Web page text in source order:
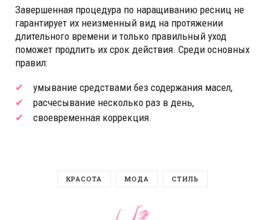
Завершенная процедура по наращиванию ресниц не
гарантирует их неизменный вид на протяжении
длительного времени и только правильный уход
поможет продлить их срок действия. Среди основных
правил:
умывание средствами без содержания масел,
расчесывание несколько раз в день,
своевременная коррекция.
КРАСОТА МОДА СТИЛЬ